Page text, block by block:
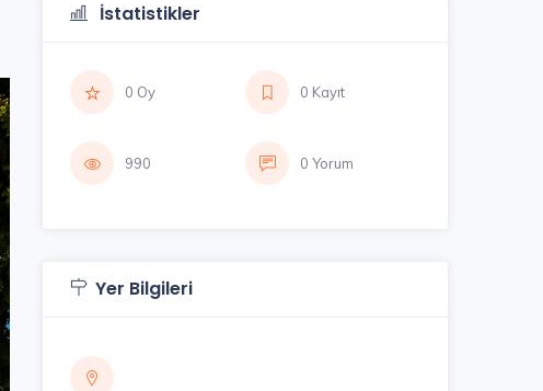
İstatistikler
0 Oy 0 Kayıt
990 0 Yorum
Yer Bilgileri